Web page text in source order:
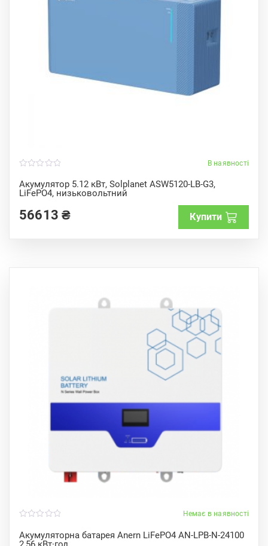
В наявності
Акумулятор 5.12 кВт, Solplanet ASW5120-LB-G3,
LiFePO4, низьковольтний
o
u
t
f
5
56613₴ Купити
Немає в наявності
Акумуляторна батарея Anern LiFePO4 AN-LPB-N-24100
o
u